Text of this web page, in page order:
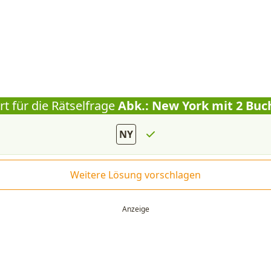
für die RätselfrageAbk.: New York mit 2
NY
Weitere Lösung vorschlagen